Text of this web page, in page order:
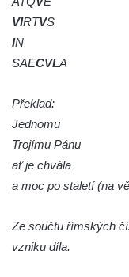
Sloup svatého
Sloup s kaplicí
Sloup svatého
Sloup svatého
Žibřidicích
VIRTVS
IN
SAECVLA
Překlad:
Jednomu
Trojímu Pánu
ať je chvála
a moc po staletí (na
Ze součtu římských
vzniku díla.